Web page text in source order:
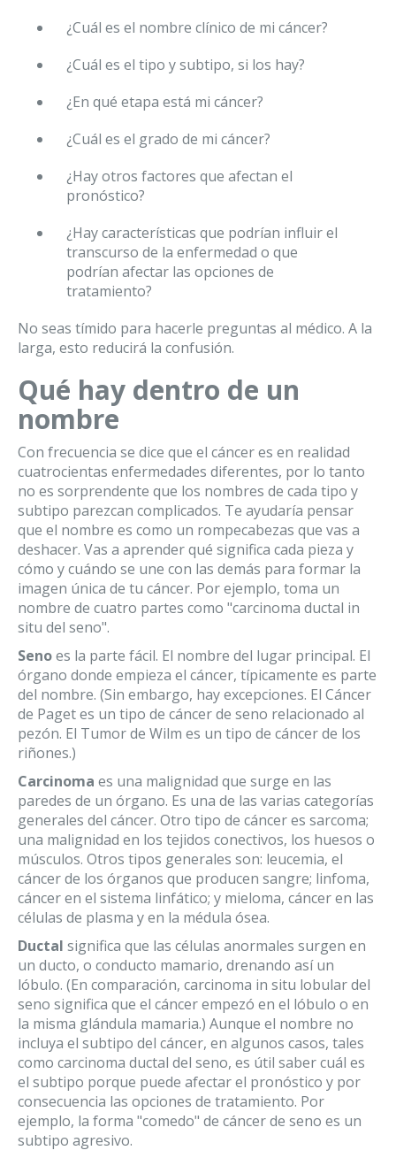
¿Cuál es el nombre clínico de mi cáncer?
¿Cuál es el tipo y subtipo, si los hay?
¿En qué etapa está mi cáncer?
¿Cuál es el grado de mi cáncer?
¿Hay otros factores que afectan el
pronóstico?
¿Hay características que podrían influir el
transcurso de la enfermedad o que
podrían afectar las opciones de
tratamiento?
No seas tímido para hacerle preguntas al médico. A la
larga, esto reducirá la confusión.
Qué hay dentro de un
nombre
Con frecuencia se dice que el cáncer es en realidad
cuatrocientas enfermedades diferentes, por lo tanto
no es sorprendente que los nombres de cada tipo y
subtipo parezcan complicados. Te ayudaría pensar
que el nombre es como un rompecabezas que vas a
deshacer. Vas a aprender qué significa cada pieza y
cómo y cuándo se une con las demás para formar la
imagen única de tu cáncer. Por ejemplo, toma un
nombre de cuatro partes como "carcinoma ductal in
situ del seno".
Senoes la parte fácil. El nombre del lugar principal. El
órgano donde empieza el cáncer, típicamente es parte
del nombre. (Sin embargo, hay excepciones. El Cáncer
de Paget es un tipo de cáncer de seno relacionado al
pezón. El Tumor de Wilm es un tipo de cáncer de los
riñones.)
Carcinoma es una malignidad que surge en las
paredes de un órgano. Es una de las varias categorías
generales del cáncer. Otro tipo de cáncer es sarcoma;
una malignidad en los tejidos conectivos, los huesos o
músculos. Otros tipos generales son: leucemia, el
cáncer de los órganos que producen sangre; linfoma,
cáncer en el sistema linfático; y mieloma, cáncer en las
células de plasma y en la médula ósea.
Ductal significa que las células anormales surgen en
un ducto, o conducto mamario, drenando así un
lóbulo. (En comparación, carcinoma in situ lobular del
seno significa que el cáncer empezó en el lóbulo o en
la misma glándula mamaria.) Aunque el nombre no
incluya el subtipo del cáncer, en algunos casos, tales
como carcinoma ductal del seno, es útil saber cuál es
el subtipo porque puede afectar el pronóstico y por
consecuencia las opciones de tratamiento. Por
ejemplo, la forma "comedo" de cáncer de seno es un
subtipo agresivo.